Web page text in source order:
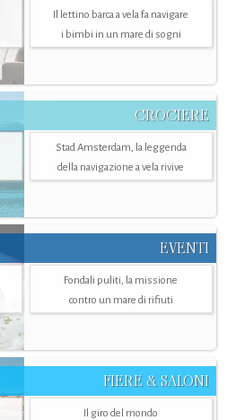
Il lettino barca a vela fa navigare
i bimbi in un mare di sogni
CROCIERE
Stad Amsterdam, la leggenda
della navigazione a vela rivive
EVENTI
Fondali puliti, la missione
contro un mare di rifiuti
FIERE & SALONI
Il giro del mondo